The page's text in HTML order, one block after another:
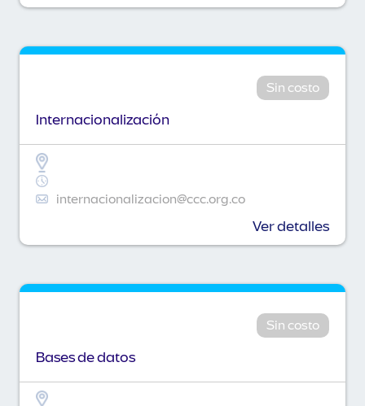
Sin costo
Internacionalización
internacionalizacion@ccc.org.co
Ver detalles
Sin costo
Bases de datos